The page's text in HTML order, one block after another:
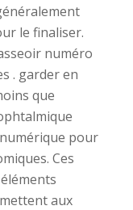
le finaliser.
numéro
. garder en
que
pour
Ces
aux